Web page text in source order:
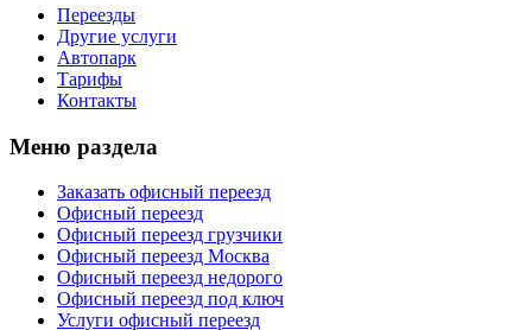
Переезды
Другие услуги
Автопарк
Тарифы
Контакты
Меню раздела
Заказать офисный переезд
Офисный переезд
Офисный переезд грузчики
Офисный переезд Москва
Офисный переезд недорого
Офисный переезд под ключ
Услуги офисный переезд